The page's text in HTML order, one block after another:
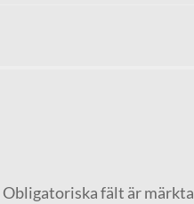
Obligatoriska fält är märkta